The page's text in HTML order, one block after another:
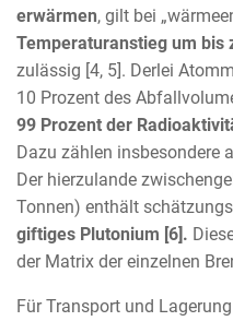
erwärmen, gilt bei
Temperaturanstieg um bis
zulässig [4, 5]. Derlei
10 Prozent des
99 Prozent der
Dazu zählen insbesondere
Der hierzulande
Tonnen) enthält
giftiges Plutonium [6].
der Matrix der einzelnen
Für Transport und